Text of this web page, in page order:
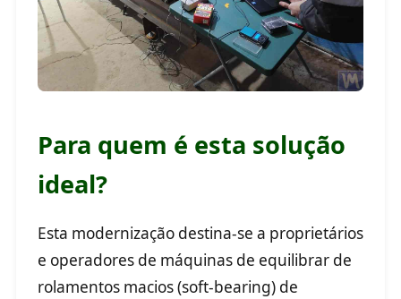
Para quem é esta solução
ideal?
Esta modernização destina-se a proprietários
e operadores de máquinas de equilibrar de
rolamentos macios (soft-bearing) de